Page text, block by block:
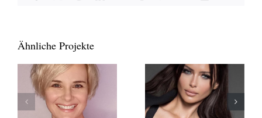
Ähnliche Projekte